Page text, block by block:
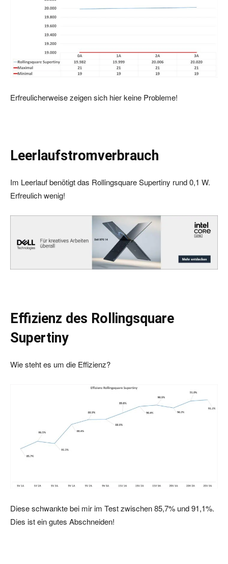
Erfreulicherweise zeigen sich hier keine Probleme!
Leerlaufstromverbrauch
Im Leerlauf benötigt das Rollingsquare Supertiny rund 0,1 W.
Erfreulich wenig!
Effizienz des Rollingsquare
Supertiny
Wie steht es um die Effizienz?
Diese schwankte bei mir im Test zwischen 85,7% und 91,1%.
Dies ist ein gutes Abschneiden!